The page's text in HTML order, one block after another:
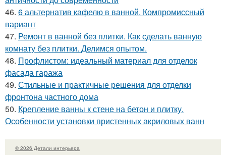
46. 6 альтернатив кафелю в ванной. Компромиссный
вариант
47. Ремонт в ванной без плитки. Как сделать ванную
комнату без плитки. Делимся опытом.
48. Профлистом: идеальный материал для отделок
фасада гаража
49. Стильные и практичные решения для отделки
фронтона частного дома
50. Крепление ванны к стене на бетон и плитку.
Особенности установки пристенных акриловых ванн
© 2026 Детали интерьера